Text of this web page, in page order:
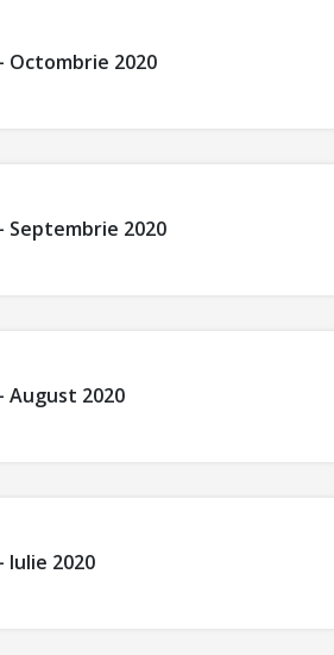
Octombrie 2020
Septembrie 2020
August 2020
Iulie 2020